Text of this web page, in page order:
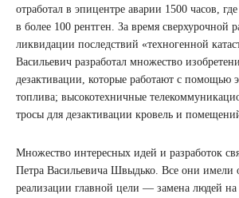
отработал в эпицентре аварии 1500 часов,
в более 100 рентген. За время сверхурочной
ликвидации последствий «техногенной
Васильевич разработал множество
дезактивации, которые работают с помощью
топлива; высокотехничные
тросы для дезактивации кровель и
Множество интересных идей и разработок
Петра Васильевича Швыдько. Все они имели
реализации главной цели — замена людей